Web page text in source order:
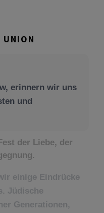
UNION
erinnern wir uns
und
der Liebe, der
einige Eindrücke
Jüdische
Generationen,